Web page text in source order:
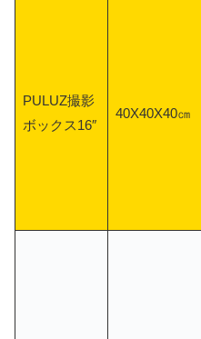
PULUZ撮影
ボックス16″
40X40X40㎝